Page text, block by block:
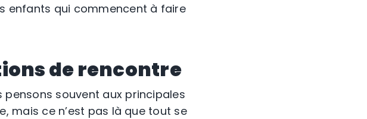
enfants qui commencent à faire
de rencontre
pensons souvent aux principales
mais ce n’est pas là que tout se